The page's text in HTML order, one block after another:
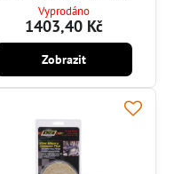
Vyprodáno
1403,40 Kč
Zobrazit